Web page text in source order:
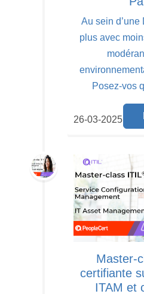
Au sein d’une
plus avec
Posez-vos
26-03-2025
Master-
certifiante
ITAM et